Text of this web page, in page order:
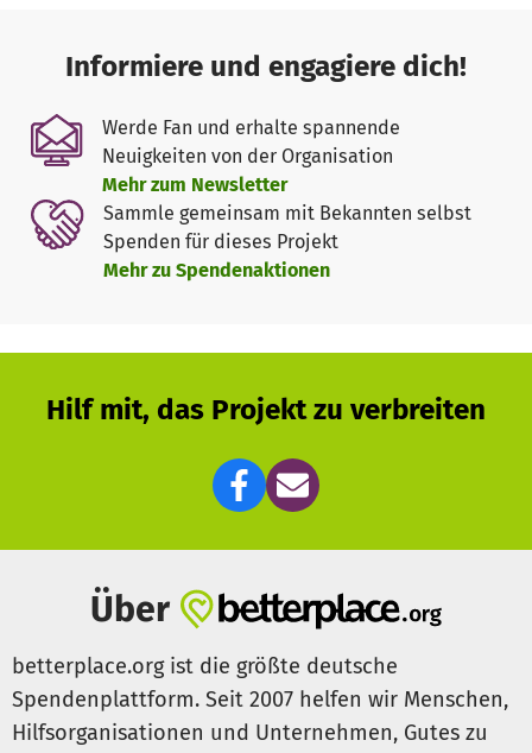
Die hier definierten beispielhaften Bedarfe werden
dringend benötigt. Wir garantieren dir, dass deine Spende
den Menschen in Japan zugute kommt und hilft, Leid zu
mindern.
Informiere und engagiere dich!
Werde Fan und erhalte spannende
Neuigkeiten von der Organisation
Mehr zum Newsletter
Sammle gemeinsam mit Bekannten selbst
Spenden für dieses Projekt
Mehr zu Spendenaktionen
Hilf mit, das Projekt zu verbreiten
Über
betterplace.org ist die größte deutsche
Spendenplattform. Seit 2007 helfen wir Menschen,
Hilfsorganisationen und Unternehmen, Gutes zu